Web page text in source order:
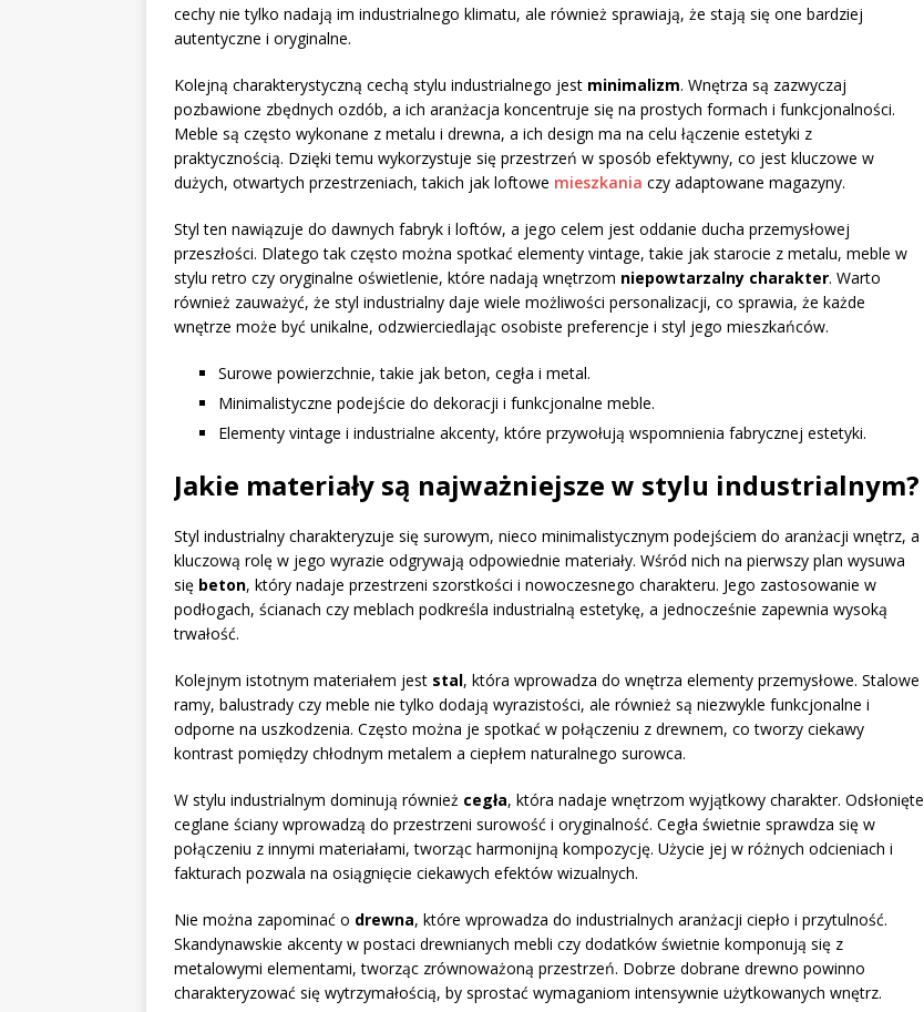
cechy nie tylko nadają im industrialnego klimatu, ale również sprawiają, że stają się one bardziej
autentyczne i oryginalne.
Kolejną charakterystyczną cechą stylu industrialnego jest minimalizm. Wnętrza są zazwyczaj
pozbawione zbędnych ozdób, a ich aranżacja koncentruje się na prostych formach i funkcjonalności.
Meble są często wykonane z metalu i drewna, a ich design ma na celu łączenie estetyki z
praktycznością. Dzięki temu wykorzystuje się przestrzeń w sposób efektywny, co jest kluczowe w
dużych, otwartych przestrzeniach, takich jak loftowe mieszkania czy adaptowane magazyny.
Styl ten nawiązuje do dawnych fabryk i loftów, a jego celem jest oddanie ducha przemysłowej
przeszłości. Dlatego tak często można spotkać elementy vintage, takie jak starocie z metalu, meble w
stylu retro czy oryginalne oświetlenie, które nadają wnętrzom niepowtarzalny charakter. Warto
również zauważyć, że styl industrialny daje wiele możliwości personalizacji, co sprawia, że każde
wnętrze może być unikalne, odzwierciedlając osobiste preferencje i styl jego mieszkańców.
Surowe powierzchnie, takie jak beton, cegła i metal.
Minimalistyczne podejście do dekoracji i funkcjonalne meble.
Elementy vintage i industrialne akcenty, które przywołują wspomnienia fabrycznej estetyki.
Jakie materiały są najważniejsze w stylu industrialnym?
Styl industrialny charakteryzuje się surowym, nieco minimalistycznym podejściem do aranżacji wnętrz, a
kluczową rolę w jego wyrazie odgrywają odpowiednie materiały. Wśród nich na pierwszy plan wysuwa
się beton, który nadaje przestrzeni szorstkości i nowoczesnego charakteru. Jego zastosowanie w
podłogach, ścianach czy meblach podkreśla industrialną estetykę, a jednocześnie zapewnia wysoką
trwałość.
Kolejnym istotnym materiałem jest stal, która wprowadza do wnętrza elementy przemysłowe. Stalowe
ramy, balustrady czy meble nie tylko dodają wyrazistości, ale również są niezwykle funkcjonalne i
odporne na uszkodzenia. Często można je spotkać w połączeniu z drewnem, co tworzy ciekawy
kontrast pomiędzy chłodnym metalem a ciepłem naturalnego surowca.
W stylu industrialnym dominują również cegła, która nadaje wnętrzom wyjątkowy charakter. Odsłonięte
ceglane ściany wprowadzą do przestrzeni surowość i oryginalność. Cegła świetnie sprawdza się w
połączeniu z innymi materiałami, tworząc harmonijną kompozycję. Użycie jej w różnych odcieniach i
fakturach pozwala na osiągnięcie ciekawych efektów wizualnych.
Nie można zapominać o drewna, które wprowadza do industrialnych aranżacji ciepło i przytulność.
Skandynawskie akcenty w postaci drewnianych mebli czy dodatków świetnie komponują się z
metalowymi elementami, tworząc zrównoważoną przestrzeń. Dobrze dobrane drewno powinno
charakteryzować się wytrzymałością, by sprostać wymaganiom intensywnie użytkowanych wnętrz.